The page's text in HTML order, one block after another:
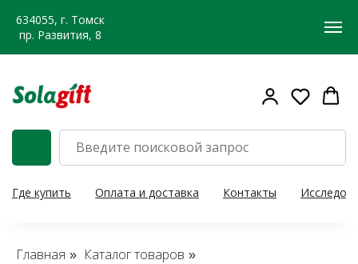
634055, г. Томск
пр. Развития, 8
Где купить Оплата и доставка Контакты
Главная » Каталог товаров »